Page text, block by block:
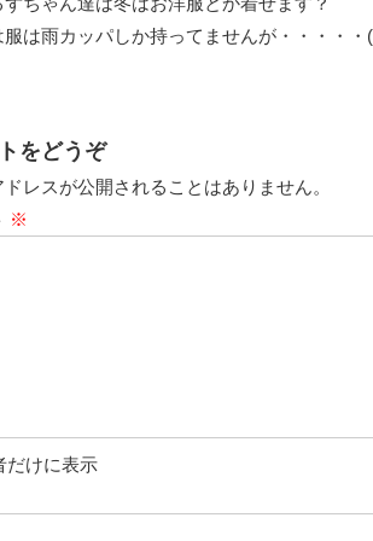
服は雨カッパしか持ってませんが・・・・・
をどうぞ
ドレスが公開されることはありません。
※
だけに表示